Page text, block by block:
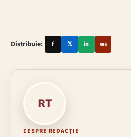
Distribuie: f 𝕏 in wa
RT
DESPRE REDACȚIE